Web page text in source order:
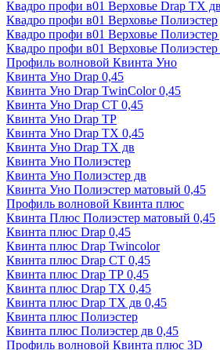
Квадро профи в01 Верховье Drap ТХ
Квадро профи в01 Верховье Полиэстер
Квадро профи в01 Верховье Полиэстер
Квадро профи в01 Верховье
Профиль волновой Квинта Уно
Квинта Уно Drap 0,45
Квинта Уно Drap TwinColor 0,45
Квинта Уно Drap СТ 0,45
Квинта Уно Drap ТР
Квинта Уно Drap ТХ 0,45
Квинта Уно Drap ТХ дв
Квинта Уно Полиэстер
Квинта Уно Полиэстер дв
Квинта Уно Полиэстер матовый 0,45
Профиль волновой Квинта плюс
Квинта Плюс Полиэстер матовый 0,45
Квинта плюс Drap 0,45
Квинта плюс Drap Twincolor
Квинта плюс Drap СТ 0,45
Квинта плюс Drap ТР 0,45
Квинта плюс Drap ТХ 0,45
Квинта плюс Drap ТХ дв 0,45
Квинта плюс Полиэстер
Квинта плюс Полиэстер дв 0,45
Профиль волновой Квинта плюс 3D